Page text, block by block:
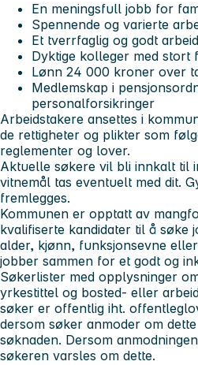
En meningsfull jobb for
Spennende og varierte
Et tverrfaglig og godt
Dyktige kolleger med stort
Lønn 24 000 kroner over
Medlemskap i
personalforsikringer
Arbeidstakere ansettes i
de rettigheter og plikter som
reglementer og lover.
Aktuelle søkere vil bli innkalt til
vitnemål tas eventuelt med dit.
fremlegges.
Kommunen er opptatt av
kvalifiserte kandidater til å søke
alder, kjønn, funksjonsevne
jobber sammen for et godt og
Søkerlister med opplysninger
yrkestittel og bosted- eller
søker er offentlig iht.
dersom søker anmoder om
søknaden. Dersom
søkeren varsles om dette.